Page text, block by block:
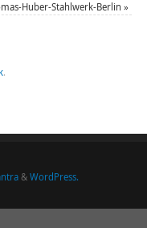
Huber-Stahlwerk-Berlin »
.
& WordPress.